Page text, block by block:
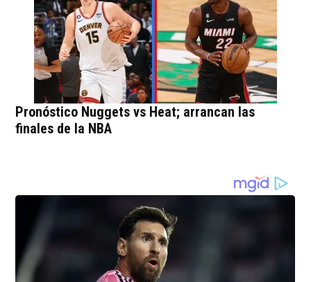
Pronóstico Nuggets vs Heat; arrancan las
finales de la NBA